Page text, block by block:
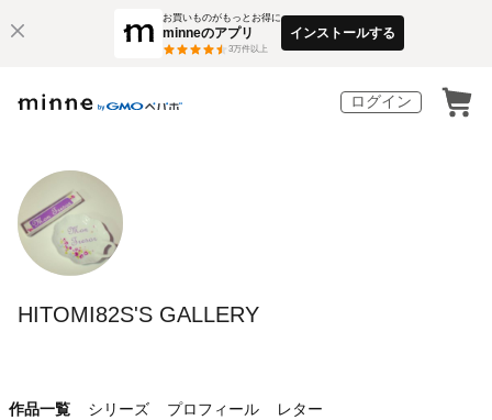
お買いものがもっとお得に
minneのアプリ
3万件以上
インストールする
ログイン
HITOMI82S'S GALLERY
作品一覧 シリーズ プロフィール レター